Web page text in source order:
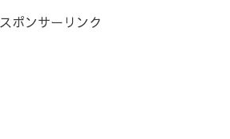
スポンサーリンク